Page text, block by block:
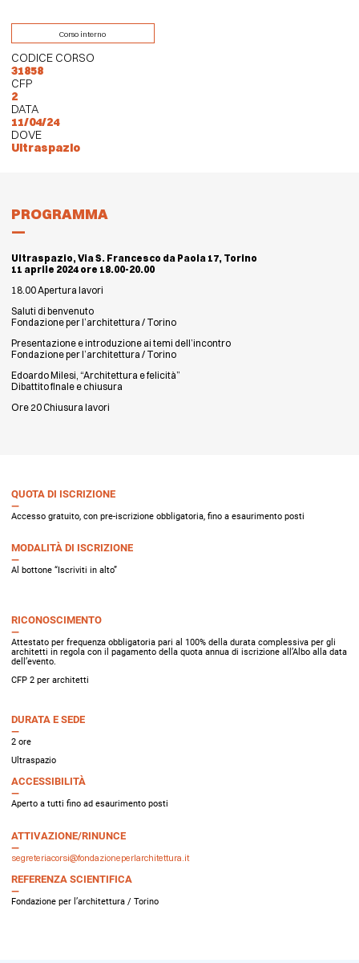
Corso interno
CODICE CORSO
31858
CFP
2
DATA
11/04/24
DOVE
Ultraspazio
PROGRAMMA
Ultraspazio, Via S. Francesco da Paola 17, Torino
11 aprile 2024 ore 18.00-20.00
18.00 Apertura lavori
Saluti di benvenuto
Fondazione per l’architettura / Torino
Presentazione e introduzione ai temi dell’incontro
Fondazione per l’architettura / Torino
Edoardo Milesi, “Architettura e felicità”
Dibattito finale e chiusura
Ore 20 Chiusura lavori
QUOTA DI ISCRIZIONE
Accesso gratuito, con pre-iscrizione obbligatoria, fino a esaurimento posti
MODALITÀ DI ISCRIZIONE
Al bottone “Iscriviti in alto”
RICONOSCIMENTO
Attestato per frequenza obbligatoria pari al 100% della durata complessiva per gli
architetti in regola con il pagamento della quota annua di iscrizione all’Albo alla data
dell’evento.
CFP 2 per architetti
DURATA E SEDE
2 ore
Ultraspazio
ACCESSIBILITÀ
Aperto a tutti fino ad esaurimento posti
ATTIVAZIONE/RINUNCE
segreteriacorsi@fondazioneperlarchitettura.it
REFERENZA SCIENTIFICA
Fondazione per l’architettura / Torino